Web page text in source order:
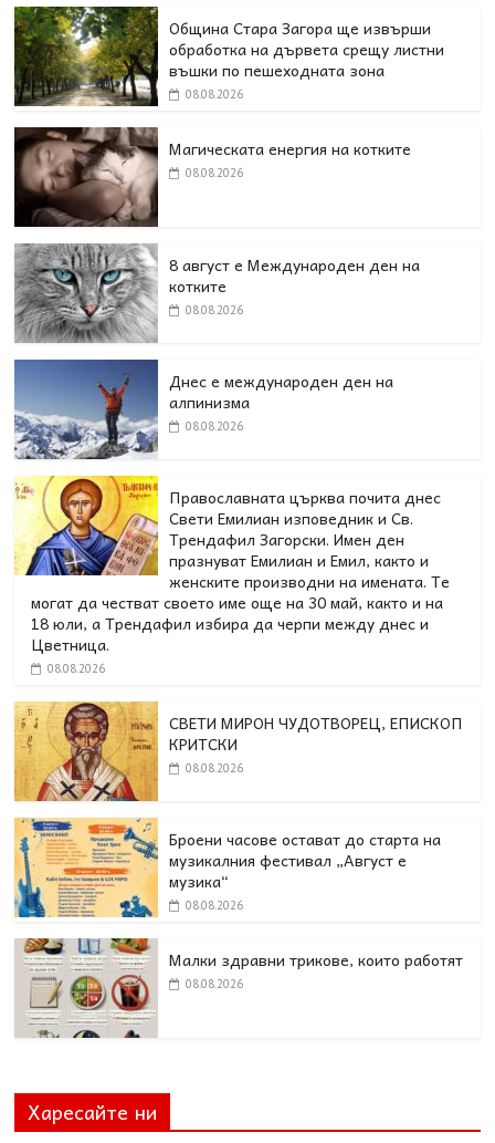
Община Стара Загора ще извърши
обработка на дървета срещу листни
въшки по пешеходната зона
08.08.2026
Магическата енергия на котките
08.08.2026
8 август е Международен ден на
котките
08.08.2026
Днес е международен ден на
алпинизма
08.08.2026
Православната църква почита днес
Свети Емилиан изповедник и Св.
Трендафил Загорски. Имен ден
празнуват Емилиан и Емил, както и
женските производни на имената. Те
могат да честват своето име още на 30 май, както и на
18 юли, а Трендафил избира да черпи между днес и
Цветница.
08.08.2026
СВЕТИ МИРОН ЧУДОТВОРЕЦ, ЕПИСКОП
КРИТСКИ
08.08.2026
Броени часове остават до старта на
музикалния фестивал „Август е
музика“
08.08.2026
Малки здравни трикове, които работят
08.08.2026
Харесайте ни